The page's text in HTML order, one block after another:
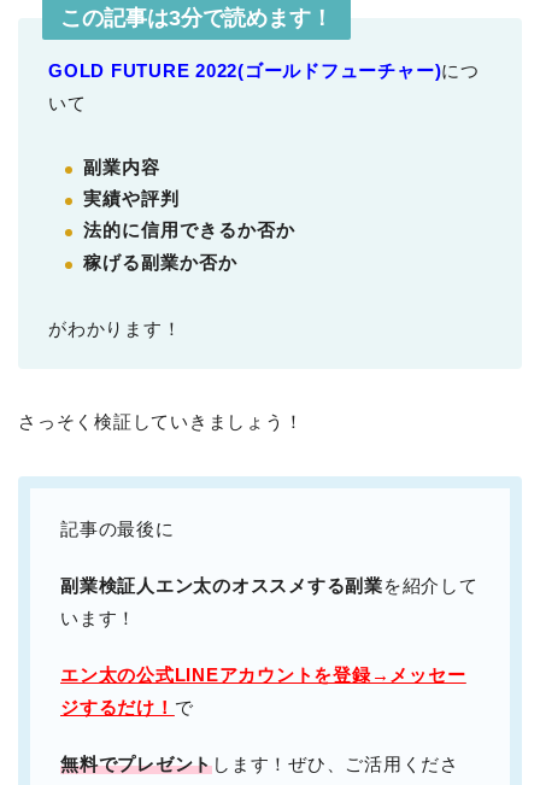
この記事は3分で読めます！
GOLD FUTURE 2022(ゴールドフューチャー)につ
いて
副業内容
実績や評判
法的に信用できるか否か
稼げる副業か否か
がわかります！
さっそく検証していきましょう！
記事の最後に
副業検証人エン太のオススメする副業を紹介して
います！
エン太の公式LINEアカウントを登録→メッセー
ジするだけ！ で
無料でプレゼントします！ぜひ、ご活用くださ